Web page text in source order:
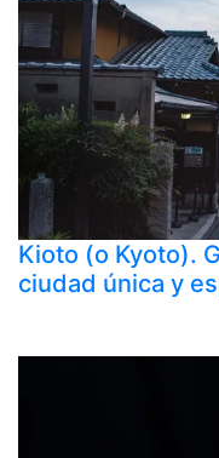
Kioto (o Kyoto).
ciudad única y